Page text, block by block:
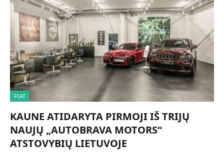
FIAT
KAUNE ATIDARYTA PIRMOJI IŠ TRIJŲ
NAUJŲ „AUTOBRAVA MOTORS“
ATSTOVYBIŲ LIETUVOJE